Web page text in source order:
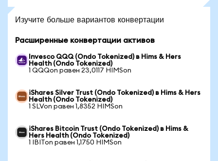
Изучите больше вариантов конвертации
Расширенные конвертации активов
Invesco QQQ (Ondo Tokenized) в Hims & Hers
Health (Ondo Tokenized)
1 QQQon равен 23,0117 HIMSon
iShares Silver Trust (Ondo Tokenized) в Hims & Hers
Health (Ondo Tokenized)
1 SLVon равен 1,8352 HIMSon
iShares Bitcoin Trust (Ondo Tokenized) в Hims &
Hers Health (Ondo Tokenized)
1 IBITon равен 1,1750 HIMSon